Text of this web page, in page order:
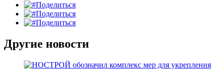
Поделиться
Поделиться
Поделиться
Другие новости